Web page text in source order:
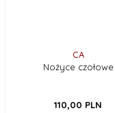
CA
Nożyce czołowe
110,00 PLN